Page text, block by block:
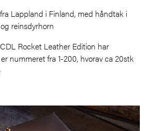
Lappland i Finland, med håndtak i
reinsdyrhorn
Rocket Leather Edition har
nummeret fra 1-200, hvorav ca 20stk